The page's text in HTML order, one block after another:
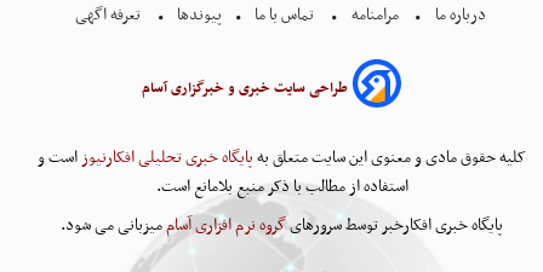
درباره ما مرامنامه تماس با ما پیوندها تعرفه اگهی
طراحی سایت خبری و خبرگزاری آسام
کلیه حقوق مادی و معنوی این سایت متعلق بهپایگاه خبری تحلیلی افکارنیوزاست و
استفاده از مطالب با ذکر منبع بلامانع است.
پایگاه خبری افکارخبر توسط سرورهایگروه نرم افزاری آساممیزبانی می شود.